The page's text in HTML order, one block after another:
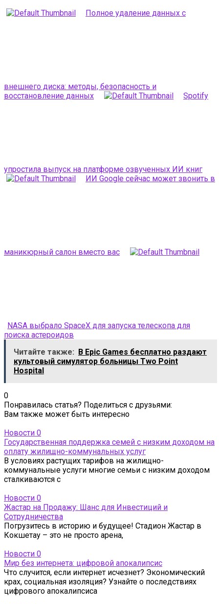
Полное удаление данных с
внешнего диска: методы, безопасность и
восстановление данных
Spotify
упростила выпуск на платформе озвученных ИИ книг
ИИ Google сейчас может звонить в
маникюрный салон вместо вас
NASA выбрало SpaceX для запуска телескопа для
поиска астероидов
Читайте также: В Epic Games бесплатно раздают
культовый симулятор больницы Two Point
Hospital
0
Понравилась статья? Поделиться с друзьями:
Вам также может быть интересно
Новости 0
Государственная поддержка семей с низким доходом на
оплату жилищно-коммунальных услуг
В условиях растущих тарифов на жилищно-
коммунальные услуги многие семьи с низким доходом
сталкиваются с
Новости 0
Жастар на Продажу: Шанс для Инвестиций и
Сотрудничества
Погрузитесь в историю и будущее! Стадион Жастар в
Кокшетау – это не просто арена,
Новости 0
Мир без интернета: цифровой апокалипсис
Что случится, если интернет исчезнет? Экономический
крах, социальная изоляция? Узнайте о последствиях
цифрового апокалипсиса